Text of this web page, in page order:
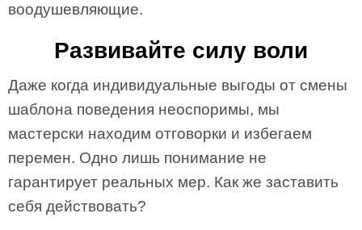
воодушевляющие.
Развивайте силу воли
Даже когда индивидуальные выгоды от смены
шаблона поведения неоспоримы, мы
мастерски находим отговорки и избегаем
перемен. Одно лишь понимание не
гарантирует реальных мер. Как же заставить
себя действовать?